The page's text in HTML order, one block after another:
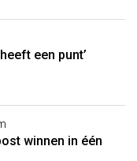
een punt’
winnen in één